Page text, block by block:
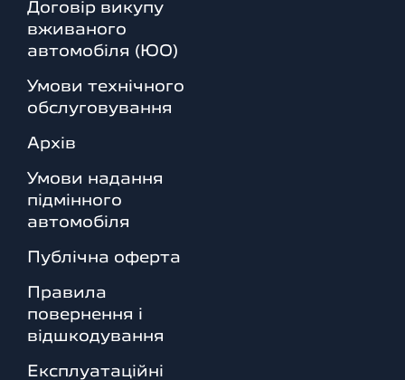
Договір викупу
вживаного
автомобіля (ЮО)
Умови технічного
обслуговування
Архів
Умови надання
підмінного
автомобіля
Публічна оферта
Правила
повернення і
відшкодування
Експлуатаційні